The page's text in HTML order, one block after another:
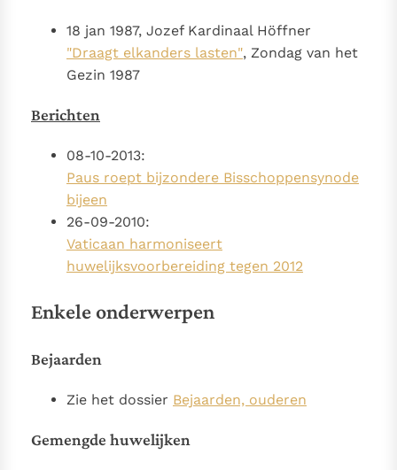
18 jan 1987, Jozef Kardinaal Höffner
"Draagt elkanders lasten", Zondag van het
Gezin 1987
Berichten
08-10-2013:
Paus roept bijzondere Bisschoppensynode
bijeen
26-09-2010:
Vaticaan harmoniseert
huwelijksvoorbereiding tegen 2012
Enkele onderwerpen
Bejaarden
Zie het dossier Bejaarden, ouderen
Gemengde huwelijken